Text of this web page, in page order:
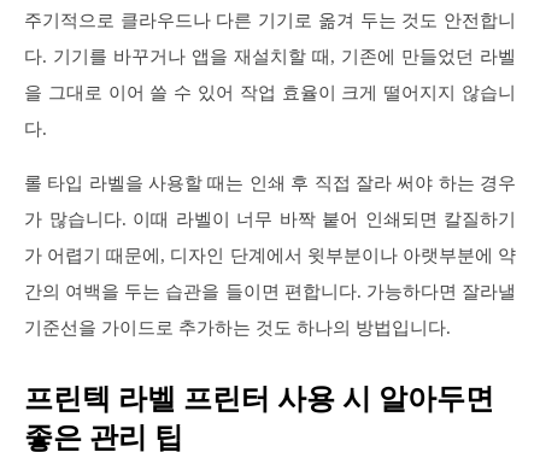
주기적으로 클라우드나 다른 기기로 옮겨 두는 것도 안전합니
다. 기기를 바꾸거나 앱을 재설치할 때, 기존에 만들었던 라벨
을 그대로 이어 쓸 수 있어 작업 효율이 크게 떨어지지 않습니
다.
롤 타입 라벨을 사용할 때는 인쇄 후 직접 잘라 써야 하는 경우
가 많습니다. 이때 라벨이 너무 바짝 붙어 인쇄되면 칼질하기
가 어렵기 때문에, 디자인 단계에서 윗부분이나 아랫부분에 약
간의 여백을 두는 습관을 들이면 편합니다. 가능하다면 잘라낼
기준선을 가이드로 추가하는 것도 하나의 방법입니다.
프린텍 라벨 프린터 사용 시 알아두면
좋은 관리 팁